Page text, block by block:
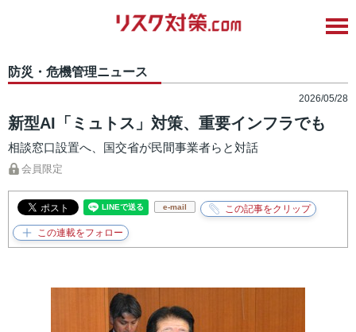
防災・危機管理ニュース
2026/05/28
新型AI「ミュトス」対策、重要インフラでも
相談窓口設置へ、国交省が民間事業者らと対話
会員限定
e-mail